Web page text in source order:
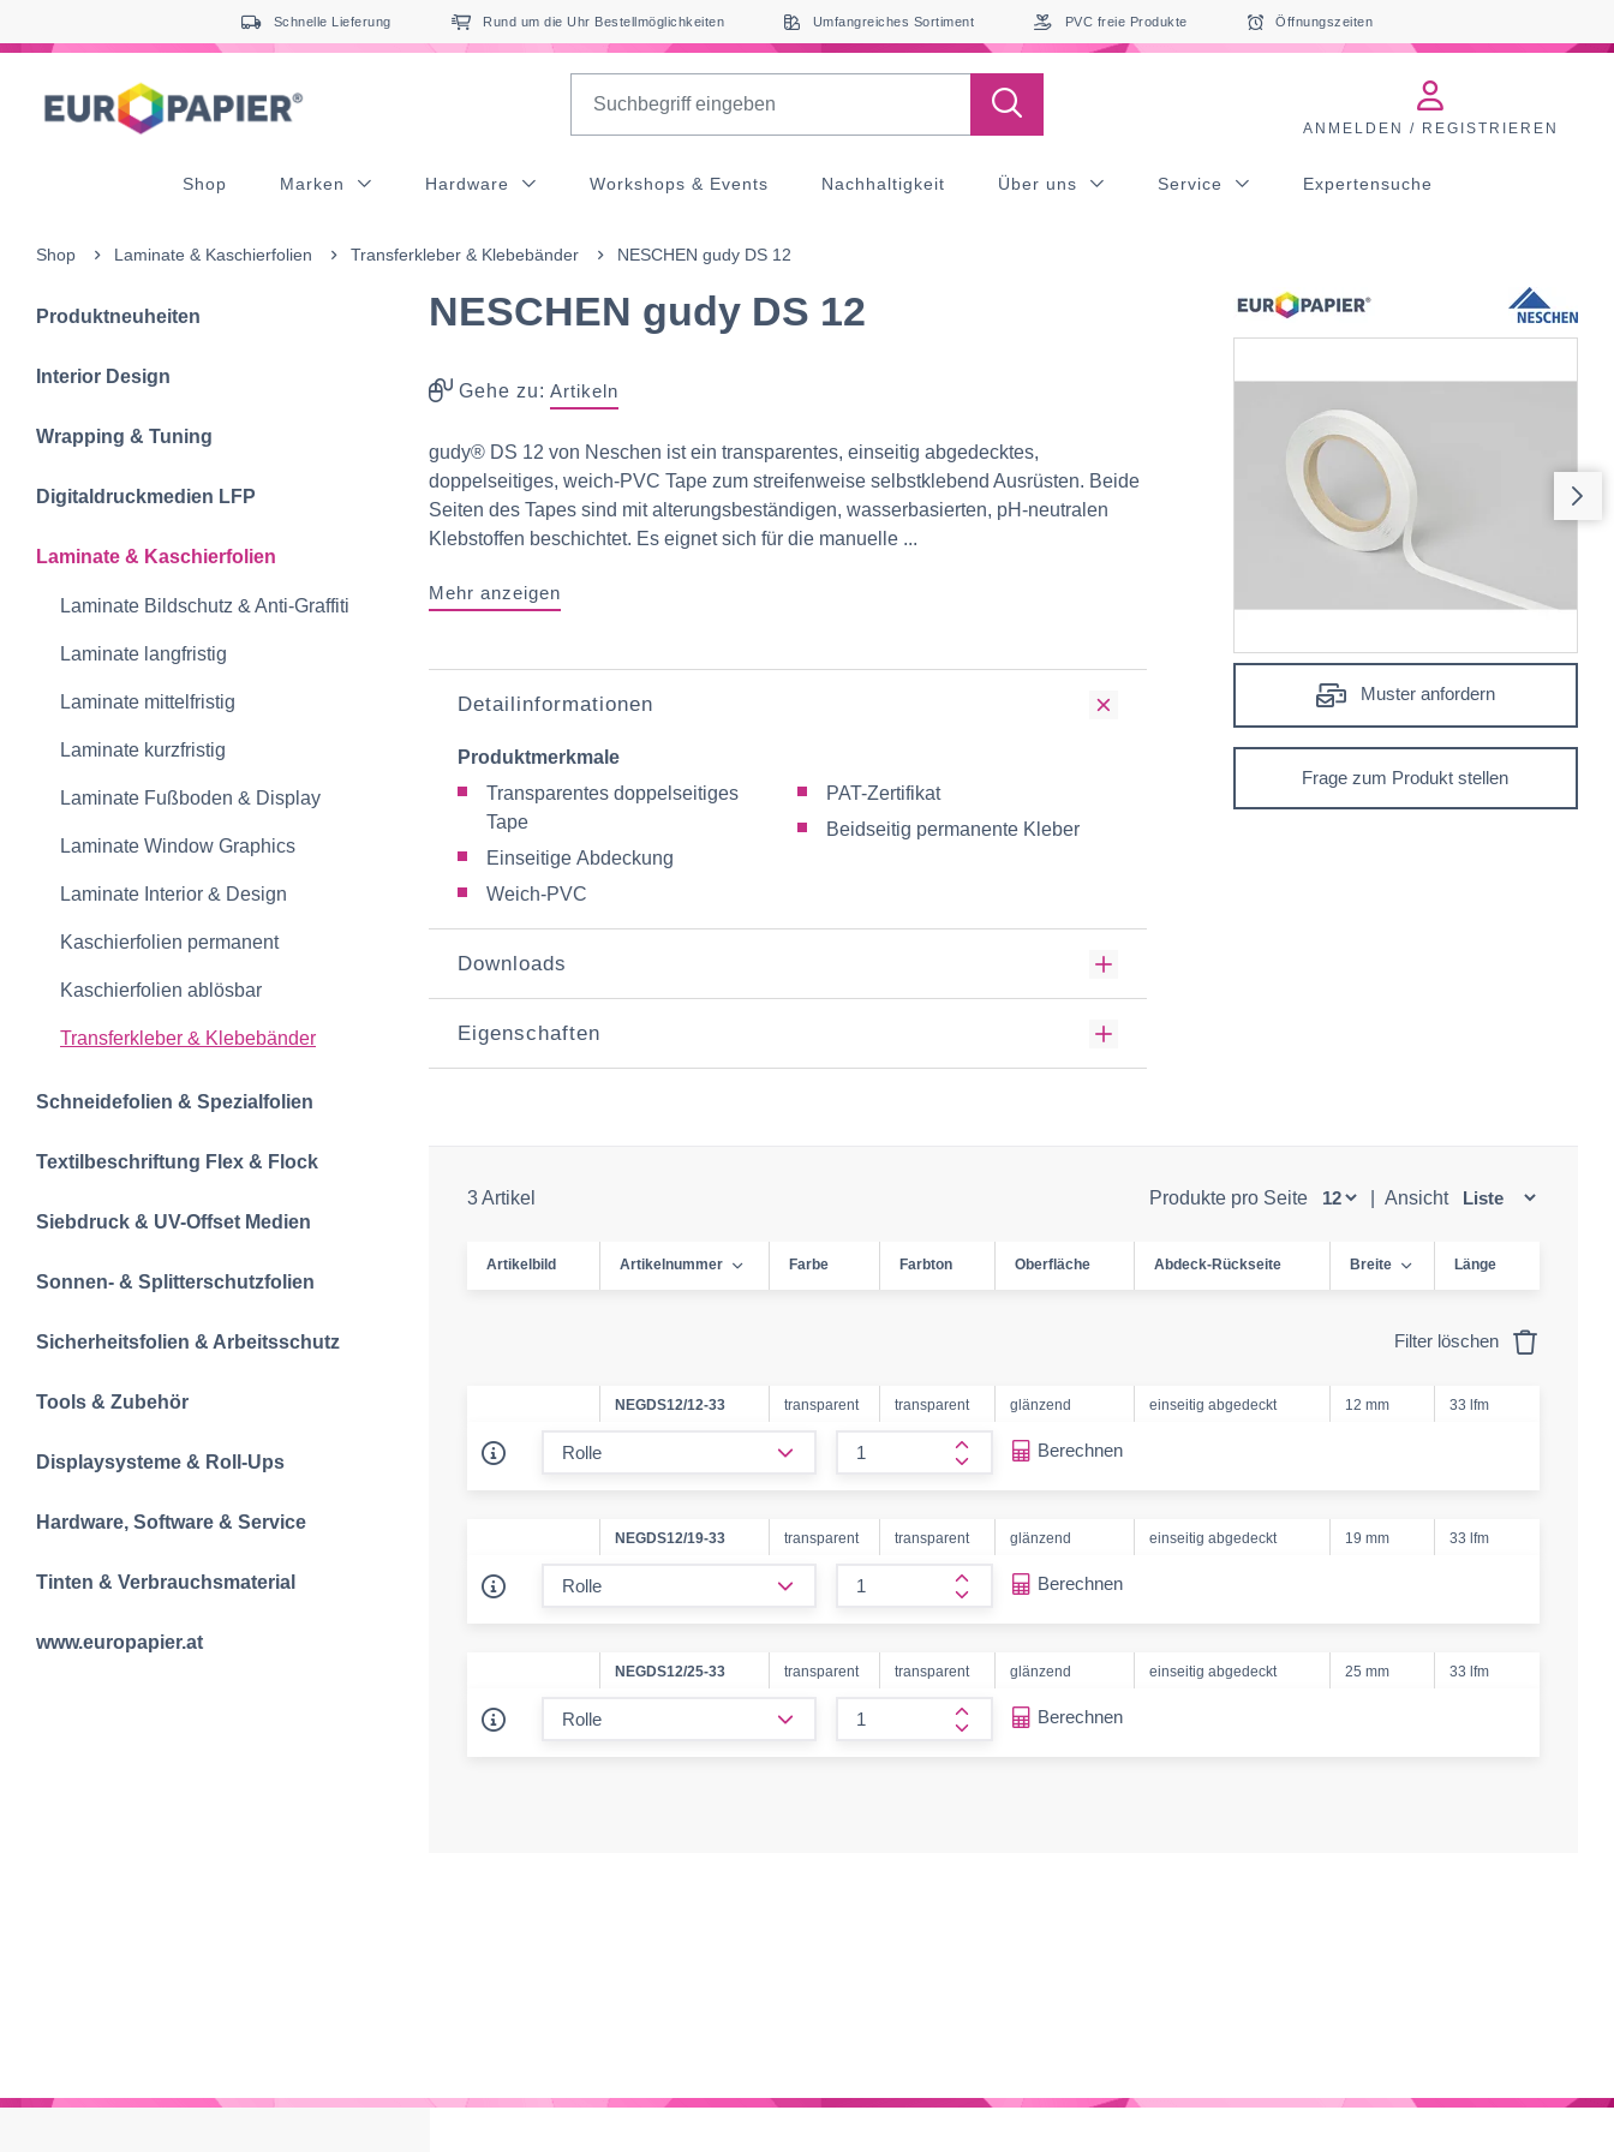
Schnelle Lieferung Rund um die Uhr Bestellmöglichkeiten Umfangreiches Sortiment PVC freie Produkte Öffnungszeiten
ANMELDEN / REGISTRIEREN
Shop Marken Hardware Workshops & Events Nachhaltigkeit Über uns Service Expertensuche
Shop Laminate & Kaschierfolien Transferkleber & Klebebänder NESCHEN gudy DS 12
Produktneuheiten
Interior Design
Wrapping & Tuning
Digitaldruckmedien LFP
Laminate & Kaschierfolien
Laminate Bildschutz & Anti-Graffiti
Laminate langfristig
Laminate mittelfristig
Laminate kurzfristig
Laminate Fußboden & Display
Laminate Window Graphics
Laminate Interior & Design
Kaschierfolien permanent
Kaschierfolien ablösbar
Transferkleber & Klebebänder
Schneidefolien &‍ Spezialfolien
Textilbeschriftun‍g‍ Flex & Flock
Siebdruck & UV-Offset Medien
Sonnen- & Splitterschutzfolien
Sicherheitsfolien & Arbeitsschutz
Tools & Zubehör
Displaysysteme & Roll-Ups
Hardware, Software & Service
Tinten & Verbrauchsmaterial
www.europapier.at
NESCHEN gudy DS 12
Gehe zu: Artikeln
gudy® DS 12 von Neschen ist ein transparentes, einseitig abgedecktes,
doppelseitiges, weich-PVC Tape zum streifenweise selbstklebend Ausrüsten. Beide
Seiten des Tapes sind mit alterungsbeständigen, wasserbasierten, pH-neutralen
Klebstoffen beschichtet. Es eignet sich für die manuelle ...
Mehr anzeigen
Detailinformationen
Produktmerkmale
Transparentes doppelseitiges
Tape
Einseitige Abdeckung
Weich-PVC
PAT-Zertifikat
Beidseitig permanente Kleber
Downloads
Eigenschaften
Muster anfordern
Frage zum Produkt stellen
3 Artikel Produkte pro Seite Ansicht
Artikelbild Artikelnummer Farbe Farbton Oberfläche Abdeck-Rückseite Breite Länge
Filter löschen
NEGDS12/12-33 transparent transparent glänzend einseitig abgedeckt 12 mm 33 lfm
form.increase-amount
Berechnen
NEGDS12/19-33 transparent transparent glänzend einseitig abgedeckt 19 mm 33 lfm
form.increase-amount
Berechnen
NEGDS12/25-33 transparent transparent glänzend einseitig abgedeckt 25 mm 33 lfm
form.increase-amount
Berechnen